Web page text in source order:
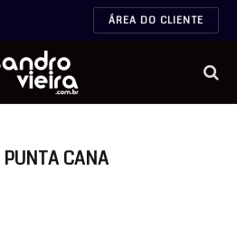
ÁREA DO CLIENTE
PUNTA CANA